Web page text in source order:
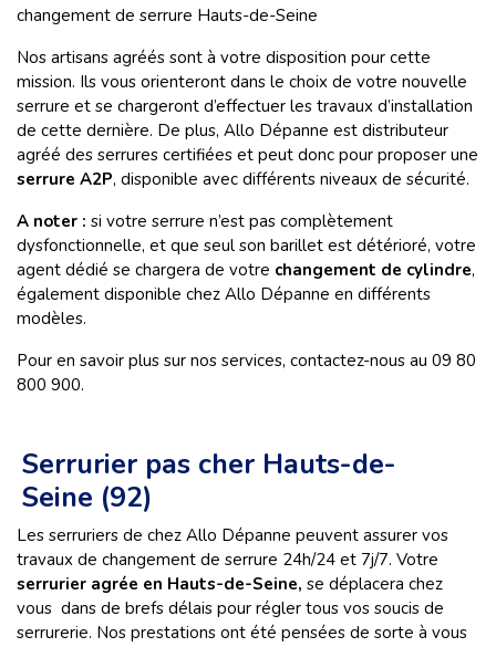
changement de serrure Hauts-de-Seine
Nos artisans agréés sont à votre disposition pour cette
mission. Ils vous orienteront dans le choix de votre nouvelle
serrure et se chargeront d’effectuer les travaux d’installation
de cette dernière. De plus, Allo Dépanne est distributeur
agréé des serrures certifiées et peut donc pour proposer une
serrure A2P, disponible avec différents niveaux de sécurité.
A noter : si votre serrure n’est pas complètement
dysfonctionnelle, et que seul son barillet est détérioré, votre
agent dédié se chargera de votre changement de cylindre,
également disponible chez Allo Dépanne en différents
modèles.
Pour en savoir plus sur nos services, contactez-nous au 09 80
800 900.
Serrurier pas cher Hauts-de-
Seine (92)
Les serruriers de chez Allo Dépanne peuvent assurer vos
travaux de changement de serrure 24h/24 et 7j/7. Votre
serrurier agrée en Hauts-de-Seine, se déplacera chez
vous dans de brefs délais pour régler tous vos soucis de
serrurerie. Nos prestations ont été pensées de sorte à vous